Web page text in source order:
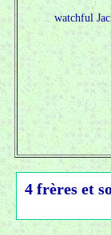
watchful
4 frères et